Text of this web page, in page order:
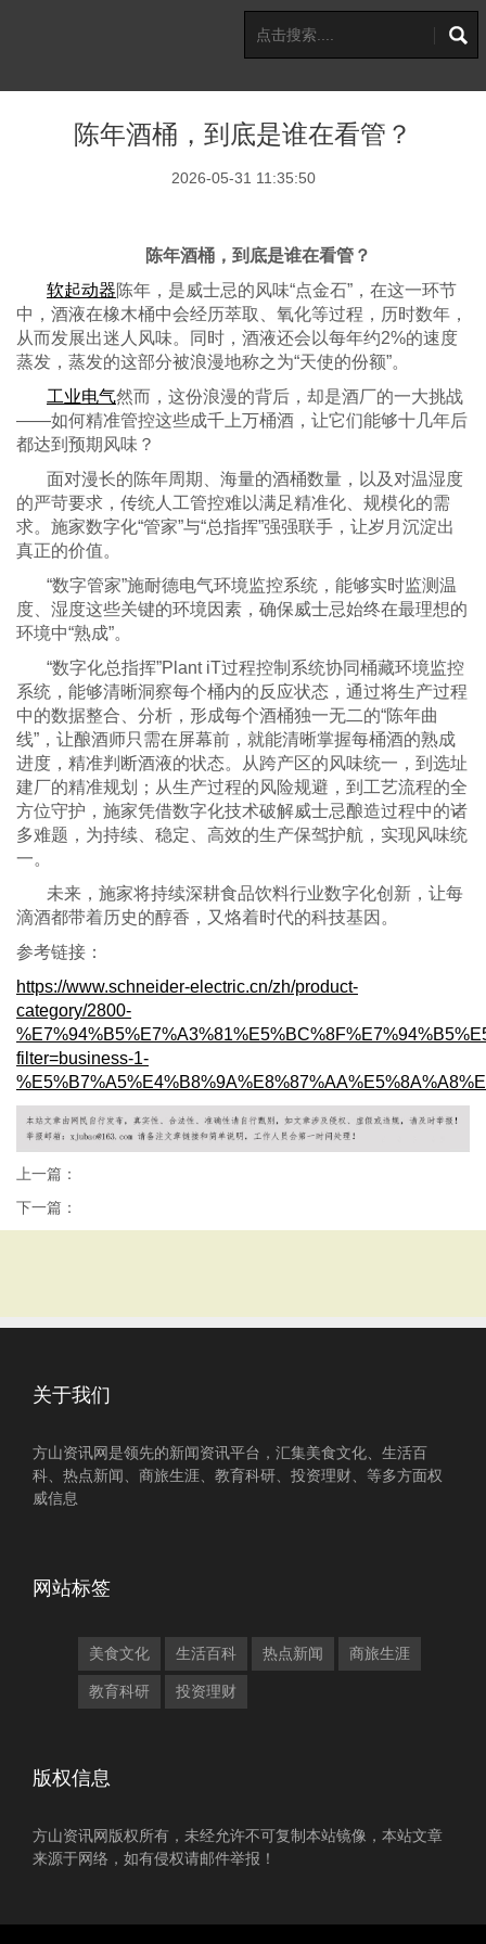
陈年酒桶，到底是谁在看管？
2026-05-31 11:35:50
陈年酒桶，到底是谁在看管？
软起动器陈年，是威士忌的风味“点金石”，在这一环节
中，酒液在橡木桶中会经历萃取、氧化等过程，历时数年，
从而发展出迷人风味。同时，酒液还会以每年约2%的速度
蒸发，蒸发的这部分被浪漫地称之为“天使的份额”。
工业电气然而，这份浪漫的背后，却是酒厂的一大挑战
——如何精准管控这些成千上万桶酒，让它们能够十几年后
都达到预期风味？
面对漫长的陈年周期、海量的酒桶数量，以及对温湿度
的严苛要求，传统人工管控难以满足精准化、规模化的需
求。施家数字化“管家”与“总指挥”强强联手，让岁月沉淀出
真正的价值。
“数字管家”施耐德电气环境监控系统，能够实时监测温
度、湿度这些关键的环境因素，确保威士忌始终在最理想的
环境中“熟成”。
“数字化总指挥”Plant iT过程控制系统协同桶藏环境监控
系统，能够清晰洞察每个桶内的反应状态，通过将生产过程
中的数据整合、分析，形成每个酒桶独一无二的“陈年曲
线”，让酿酒师只需在屏幕前，就能清晰掌握每桶酒的熟成
进度，精准判断酒液的状态。从跨产区的风味统一，到选址
建厂的精准规划；从生产过程的风险规避，到工艺流程的全
方位守护，施家凭借数字化技术破解威士忌酿造过程中的诸
多难题，为持续、稳定、高效的生产保驾护航，实现风味统
一。
未来，施家将持续深耕食品饮料行业数字化创新，让每
滴酒都带着历史的醇香，又烙着时代的科技基因。
参考链接：
https://www.schneider-electric.cn/zh/product-
category/2800-
filter=business-1-
上一篇：
下一篇：
关于我们
方山资讯网是领先的新闻资讯平台，汇集美食文化、生活百
科、热点新闻、商旅生涯、教育科研、投资理财、等多方面权
威信息
网站标签
美食文化 生活百科 热点新闻 商旅生涯
教育科研 投资理财
版权信息
方山资讯网版权所有，未经允许不可复制本站镜像，本站文章
来源于网络，如有侵权请邮件举报！